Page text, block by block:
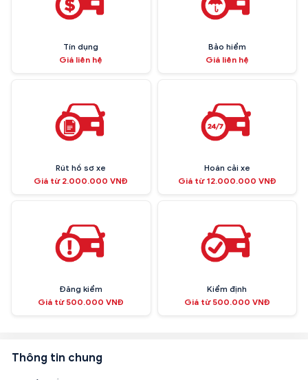
Tín dụng
Giá liên hệ
Bảo hiểm
Giá liên hệ
Rút hồ sơ xe
Giá từ 2.000.000 VNĐ
Hoán cải xe
Giá từ 12.000.000 VNĐ
Đăng kiểm
Giá từ 500.000 VNĐ
Kiểm định
Giá từ 500.000 VNĐ
Thông tin chung